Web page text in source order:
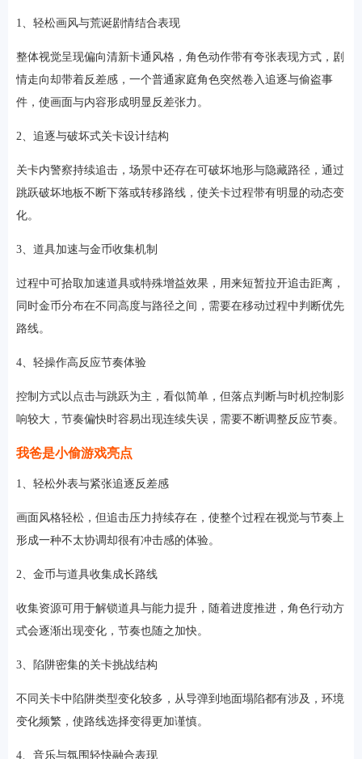
1、轻松画风与荒诞剧情结合表现
整体视觉呈现偏向清新卡通风格，角色动作带有夸张表现方式，剧
情走向却带着反差感，一个普通家庭角色突然卷入追逐与偷盗事
件，使画面与内容形成明显反差张力。
2、追逐与破坏式关卡设计结构
关卡内警察持续追击，场景中还存在可破坏地形与隐藏路径，通过
跳跃破坏地板不断下落或转移路线，使关卡过程带有明显的动态变
化。
3、道具加速与金币收集机制
过程中可拾取加速道具或特殊增益效果，用来短暂拉开追击距离，
同时金币分布在不同高度与路径之间，需要在移动过程中判断优先
路线。
4、轻操作高反应节奏体验
控制方式以点击与跳跃为主，看似简单，但落点判断与时机控制影
响较大，节奏偏快时容易出现连续失误，需要不断调整反应节奏。
我爸是小偷游戏亮点
1、轻松外表与紧张追逐反差感
画面风格轻松，但追击压力持续存在，使整个过程在视觉与节奏上
形成一种不太协调却很有冲击感的体验。
2、金币与道具收集成长路线
收集资源可用于解锁道具与能力提升，随着进度推进，角色行动方
式会逐渐出现变化，节奏也随之加快。
3、陷阱密集的关卡挑战结构
不同关卡中陷阱类型变化较多，从导弹到地面塌陷都有涉及，环境
变化频繁，使路线选择变得更加谨慎。
4、音乐与氛围轻快融合表现